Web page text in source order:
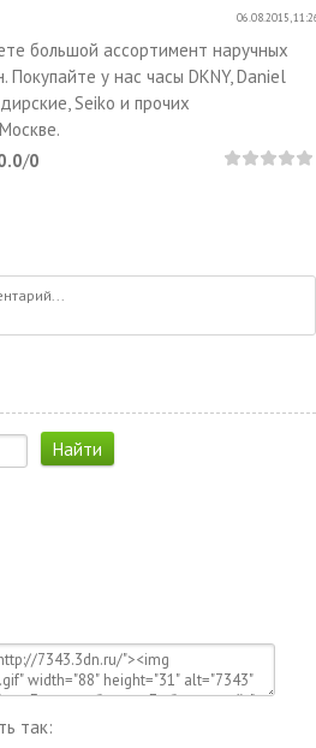
06.08.2015,
большой ассортимент наручных
у нас часы DKNY, Daniel
Seiko и прочих
/0
так: